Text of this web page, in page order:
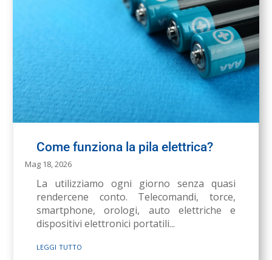
Come funziona la pila elettrica?
Mag 18, 2026
La utilizziamo ogni giorno senza quasi
rendercene conto. Telecomandi, torce,
smartphone, orologi, auto elettriche e
dispositivi elettronici portatili...
leggi tutto